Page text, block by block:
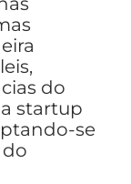
do
startup
se